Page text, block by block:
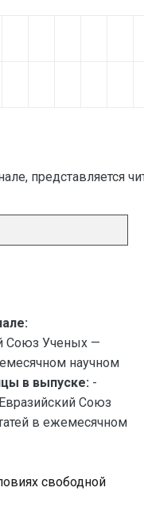
представляется
Союз Ученых —
научном
в выпуске: -
Союз
в ежемесячном
свободной